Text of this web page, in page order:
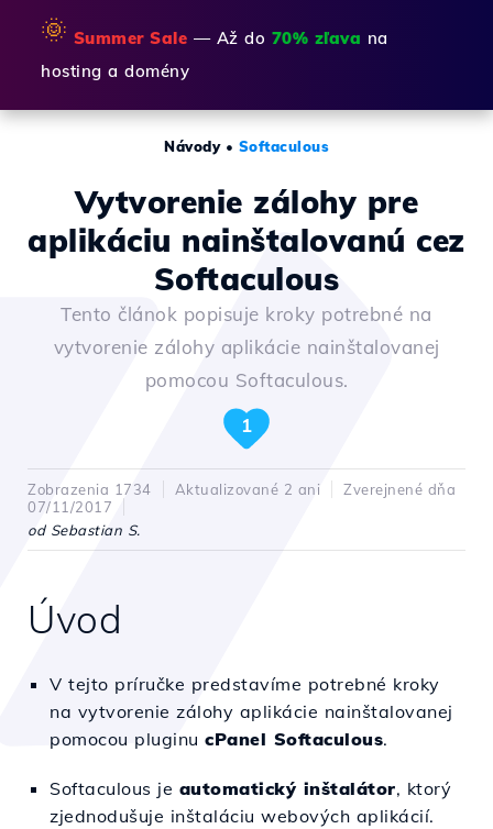
🌞 Summer Sale — Až do 70% zľava na
hosting a domény
Návody• Softaculous
Vytvorenie zálohy pre
aplikáciu nainštalovanú cez
Softaculous
Tento článok popisuje kroky potrebné na
vytvorenie zálohy aplikácie nainštalovanej
pomocou Softaculous.
1
Zobrazenia 1734 Aktualizované 2 ani
Zverejnené dňa
07/11/2017
od Sebastian S.
Úvod
V tejto príručke predstavíme potrebné kroky
na vytvorenie zálohy aplikácie nainštalovanej
pomocou pluginu cPanel Softaculous.
Softaculous je automatický inštalátor, ktorý
zjednodušuje inštaláciu webových aplikácií.